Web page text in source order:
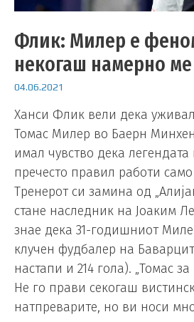
Флик: Милер е
некогаш намерно
04.06.2021
Ханси Флик вели дека
Томас Милер во Баерн
имал чувство дека легендата
пречесто правил работи
Тренерот си замина од
стане наследник на Јоаким
знае дека 31-годишниот
клучен фудбалер на
настапи и 214 гола). „Томас
Не го прави секогаш
натпреварите, но ви носи